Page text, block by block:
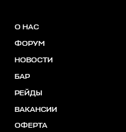
О НАС
ФОРУМ
НОВОСТИ
БАР
РЕЙДЫ
ВАКАНСИИ
ОФЕРТА